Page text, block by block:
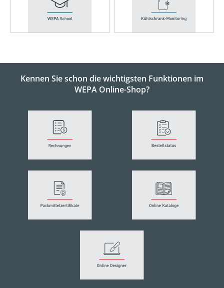
Kennen Sie schon die wichtigsten Funktionen im
WEPA Online-Shop?